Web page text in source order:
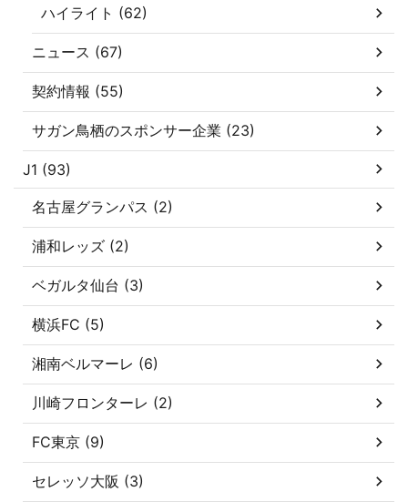
ハイライト (62)
ニュース (67)
契約情報 (55)
サガン鳥栖のスポンサー企業 (23)
J1 (93)
名古屋グランパス (2)
浦和レッズ (2)
ベガルタ仙台 (3)
横浜FC (5)
湘南ベルマーレ (6)
川崎フロンターレ (2)
FC東京 (9)
セレッソ大阪 (3)